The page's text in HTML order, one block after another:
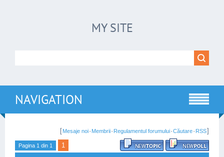
MY SITE
NAVIGATION
[Mesaje noi·Membrii·Regulamentul forumului·Căutare·RSS]
Pagina 1 din 1 1